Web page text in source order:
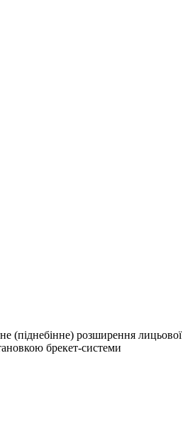
(піднебінне) розширення лицьової
брекет-системи